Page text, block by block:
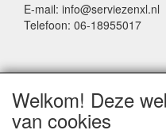
E-mail: info@serviezenxl.nl
Telefoon: 06-18955017
Voornaam
Welkom! Deze
van cookies